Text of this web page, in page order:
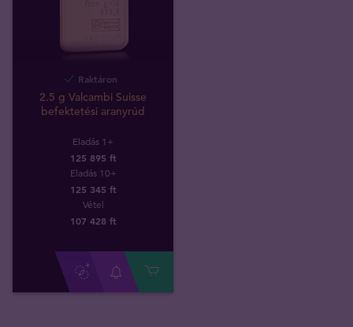
Raktáron
2.5 g Valcambi Suisse
befektetési aranyrúd
Eladás 1+
125 895 ft
Eladás 10+
125 345 ft
Vétel
107 428 ft